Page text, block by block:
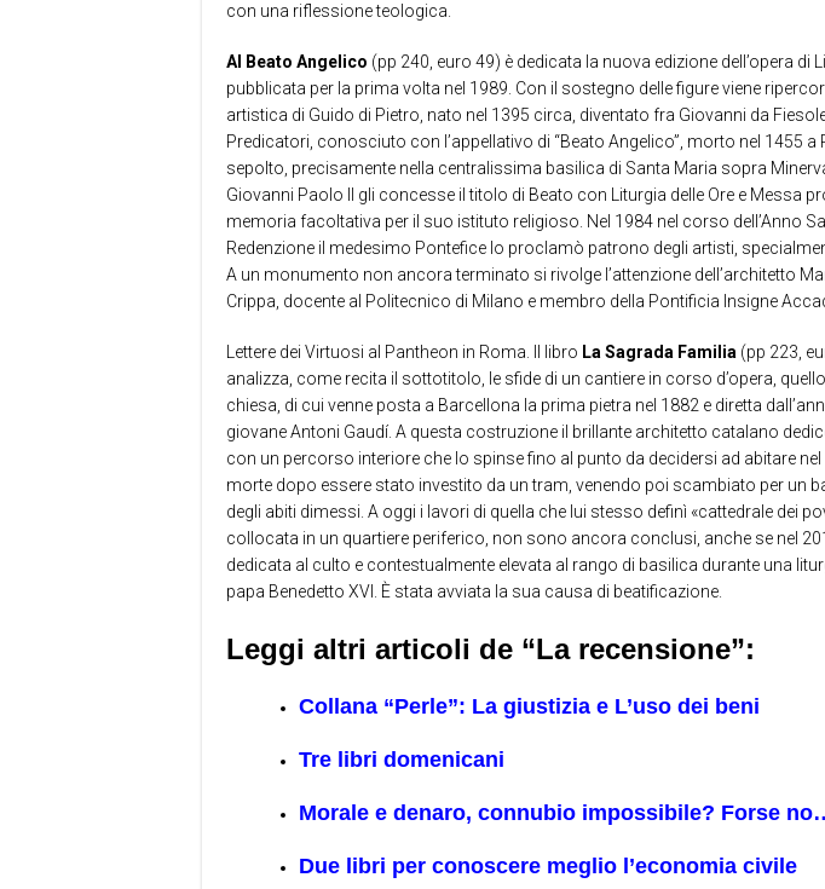
con una riflessione teologica.
Al Beato Angelico (pp 240, euro 49) è dedicata la nuova edizione dell’opera di
pubblicata per la prima volta nel 1989. Con il sostegno delle figure viene
artistica di Guido di Pietro, nato nel 1395 circa, diventato fra Giovanni da Fiesole
Predicatori, conosciuto con l’appellativo di “Beato Angelico”, morto nel 1455 a
sepolto, precisamente nella centralissima basilica di Santa Maria sopra
Giovanni Paolo II gli concesse il titolo di Beato con Liturgia delle Ore e Messa
memoria facoltativa per il suo istituto religioso. Nel 1984 nel corso dell’Anno
Redenzione il medesimo Pontefice lo proclamò patrono degli artisti,
A un monumento non ancora terminato si rivolge l’attenzione dell’architetto
Crippa, docente al Politecnico di Milano e membro della Pontificia Insigne
Lettere dei Virtuosi al Pantheon in Roma. Il libro La Sagrada Familia (pp 223,
analizza, come recita il sottotitolo, le sfide di un cantiere in corso d’opera,
chiesa, di cui venne posta a Barcellona la prima pietra nel 1882 e diretta
giovane Antoni Gaudí. A questa costruzione il brillante architetto catalano
con un percorso interiore che lo spinse fino al punto da decidersi ad abitare nel
morte dopo essere stato investito da un tram, venendo poi scambiato per un
degli abiti dimessi. A oggi i lavori di quella che lui stesso definì «cattedrale dei
collocata in un quartiere periferico, non sono ancora conclusi, anche se nel
dedicata al culto e contestualmente elevata al rango di basilica durante una
papa Benedetto XVI. È stata avviata la sua causa di beatificazione.
Leggi altri articoli de “La recensione”:
Collana “Perle”: La giustizia e L’uso dei beni
Tre libri domenicani
Morale e denaro, connubio impossibile? Forse
Due libri per conoscere meglio l’economia civile